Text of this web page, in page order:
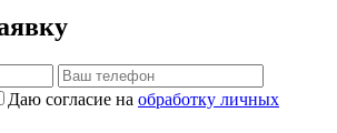
Даю согласие на обработку личных